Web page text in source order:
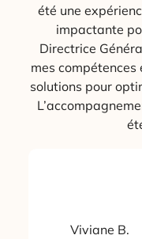
été une
impactante
Directrice
mes
solutions pour
Viviane B.